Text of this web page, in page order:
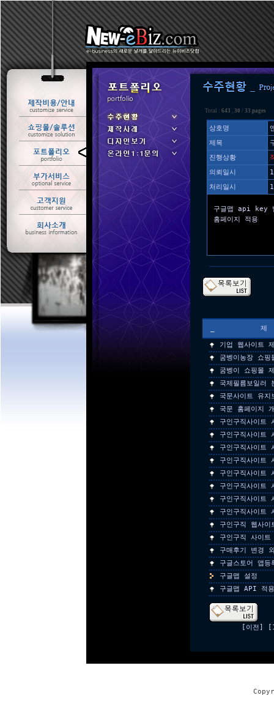
Total : 643 , 30 / 33 pages
상호명
제목
진행상황
의뢰일시
처리일시
구글맵 api key
홈페이지 적용
기업 웹사이트
굼벵이농장 쇼핑
굼벵이 쇼핑몰
국제필름보일러
국문사이트 유지
국문 홈페이지
구인구직사이트
구인구직사이트
구인구직사이트
구인구직사이트
구인구직사이트
구인구직사이트
구인구직사이트
구인구직사이트
구인구직 웹사이
구인구직 사이트
구매후기 변경
구글스토어 앱등
구글맵 설정
구글맵 API 적용
[이전]
ㆍ 수주현황
ㆍ 제작사례